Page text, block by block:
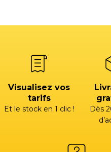
Visualisez vos
tarifs
Et le stock en 1 clic !
Dès